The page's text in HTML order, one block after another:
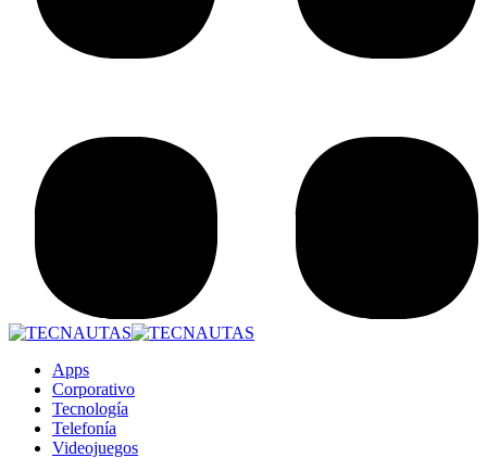
Apps
Corporativo
Tecnología
Telefonía
Videojuegos